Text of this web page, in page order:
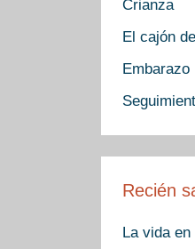
Crianza
El cajón
Embarazo
Recién
La vida